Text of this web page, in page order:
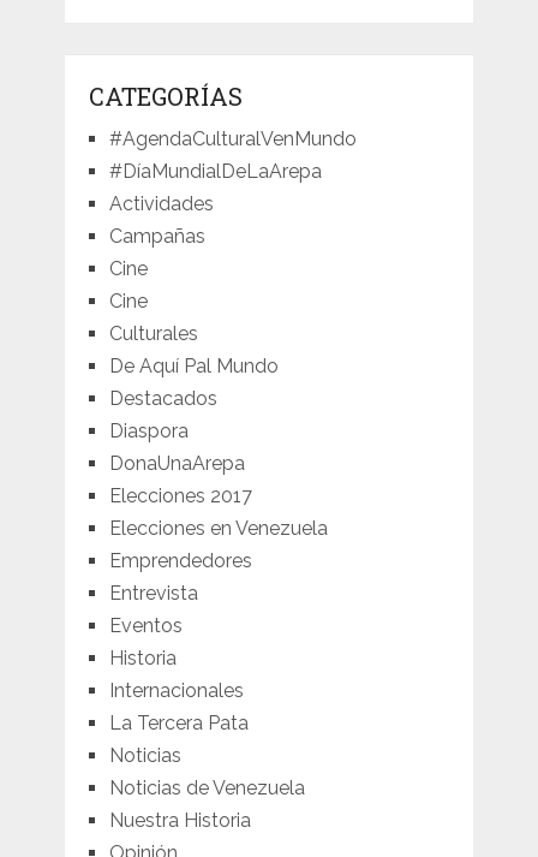
CATEGORÍAS
#AgendaCulturalVenMundo
#DíaMundialDeLaArepa
Actividades
Campañas
Cine
Cine
Culturales
De Aquí Pal Mundo
Destacados
Diaspora
DonaUnaArepa
Elecciones 2017
Elecciones en Venezuela
Emprendedores
Entrevista
Eventos
Historia
Internacionales
La Tercera Pata
Noticias
Noticias de Venezuela
Nuestra Historia